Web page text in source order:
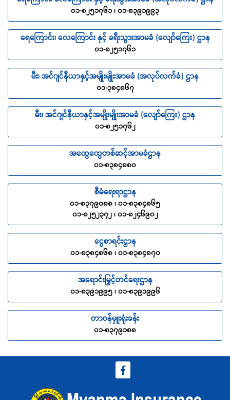
၀၁-၈၂၅၁၇၆၁ ၊ ၀၁-၈၃၉၁၉၉၃
ရေကြောင်း၊ လေကြောင်း နှင့် ခရီးသွားအာမခံ (လျော်ကြေး) ဌာန
၀၁-၈၂၅၁၇၆၁
မီး၊ အင်ဂျင်နီယာနှင့်အမျိုးမျိုးအာမခံ (အလုပ်လက်ခံ) ဌာန
၀၁-၃၈၄၈၆၇
မီး၊ အင်ဂျင်နီယာနှင့်အမျိုးမျိုးအာမခံ (လျော်ကြေး) ဌာန
၀၁-၈၂၅၁၇၆၂
အထွေထွေတစ်ဆင့်အာမခံဌာန
၀၁-၈၃၈၄၈၈၀
စီမံရေးရာဌာန
၀၁-၈၃၇၉၀၈၈ ၊ ၀၁-၈၃၈၄၈၆၅
၀၁-၈၂၅၂၃၇၂ ၊ ၀၁-၈၂၄၆၉၀၂
ငွေစာရင်းဌာန
၀၁-၈၃၈၄၈၆၈ ၊ ၀၁-၈၃၈၄၈၇၀
အရောင်းမြှင့်တင်ရေးဌာန
၀၁-၈၃၉၁၉၉၅ ၊ ၀၁-၈၃၉၁၉၉၆
တာဝန်မှူးရုံးခန်း
၀၁-၈၃၇၉၁၈၈